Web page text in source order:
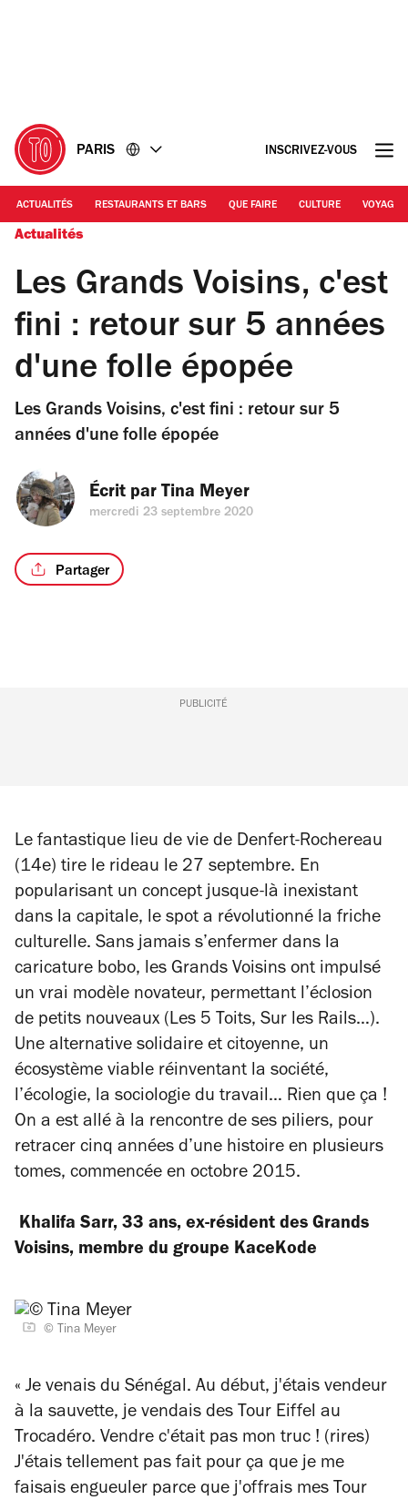
PARIS INSCRIVEZ-VOUS
ACTUALITÉS RESTAURANTS ET BARS QUE FAIRE CULTURE VOYAGE
Actualités
Les Grands Voisins, c'est
fini : retour sur 5 années
d'une folle épopée
Les Grands Voisins, c'est fini : retour sur 5
années d'une folle épopée
Écrit par Tina Meyer
mercredi 23 septembre 2020
Partager
PUBLICITÉ
Le fantastique lieu de vie de Denfert-Rochereau
(14e) tire le rideau le 27 septembre. En
popularisant un concept jusque-là inexistant
dans la capitale, le spot a révolutionné la friche
culturelle. Sans jamais s’enfermer dans la
caricature bobo, les Grands Voisins ont impulsé
un vrai modèle novateur, permettant l’éclosion
de petits nouveaux (Les 5 Toits, Sur les Rails…).
Une alternative solidaire et citoyenne, un
écosystème viable réinventant la société,
l’écologie, la sociologie du travail… Rien que ça !
On a est allé à la rencontre de ses piliers, pour
retracer cinq années d’une histoire en plusieurs
tomes, commencée en octobre 2015.
Khalifa Sarr, 33 ans, ex-résident des Grands
Voisins, membre du groupe KaceKode
© Tina Meyer
« Je venais du Sénégal. Au début, j'étais vendeur
à la sauvette, je vendais des Tour Eiffel au
Trocadéro. Vendre c'était pas mon truc ! (rires)
J'étais tellement pas fait pour ça que je me
faisais engueuler parce que j'offrais mes Tour